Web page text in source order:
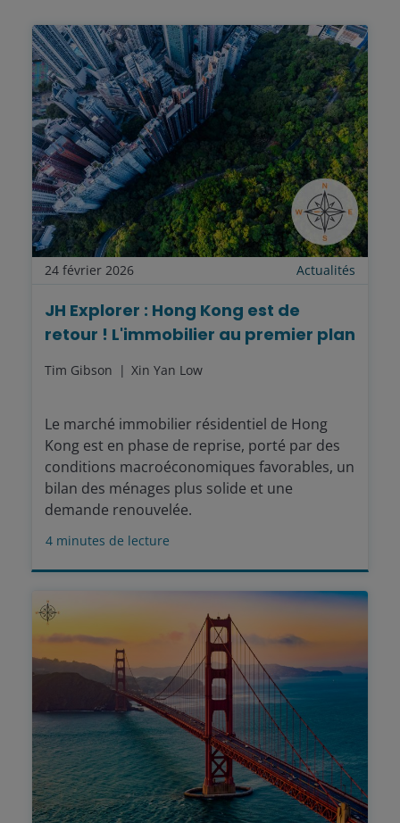
24 février 2026 Actualités
JH Explorer : Hong Kong est de
retour ! L'immobilier au premier plan
Tim Gibson Xin Yan Low
Le marché immobilier résidentiel de Hong
Kong est en phase de reprise, porté par des
conditions macroéconomiques favorables, un
bilan des ménages plus solide et une
demande renouvelée.
4 minutes de lecture